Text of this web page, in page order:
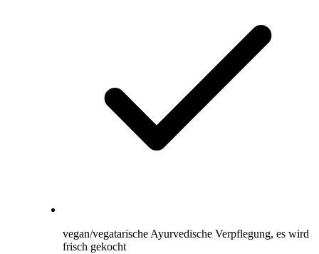
vegan/vegatarische Ayurvedische Verpflegung, es wird
frisch gekocht